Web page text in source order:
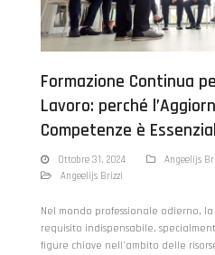
Formazione Continua
Lavoro: perché
Competenze è
Ottobre 31, 2024 Angeelijs
Angeelijs Brizzi
Nel mondo professionale odierno,
requisito indispensabile,
figure chiave nell'ambito delle